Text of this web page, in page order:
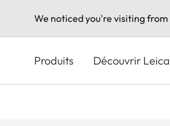
We noticed you're visiting from
principal
Produits Découvrir Leica